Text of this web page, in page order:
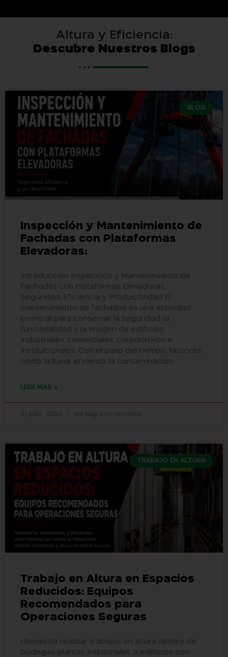
Altura y Eficiencia:
Descubre Nuestros Blogs
BLOG
Inspección y Mantenimiento de
Fachadas con Plataformas
Elevadoras:
Introducción Inspección y Mantenimiento de
Fachadas con Plataformas Elevadoras:
Seguridad, Eficiencia y Productividad El
mantenimiento de fachadas es una actividad
esencial para conservar la seguridad, la
funcionalidad y la imagen de edificios
industriales, comerciales, corporativos e
institucionales. Con el paso del tiempo, factores
como la lluvia, el viento, la contaminación
LEER MÁS »
TRABAJO EN ALTURA
Trabajo en Altura en Espacios
Reducidos: Equipos
Recomendados para
Operaciones Seguras
¿Necesita realizar trabajos en altura dentro de
bodegas, plantas industriales o edificios con